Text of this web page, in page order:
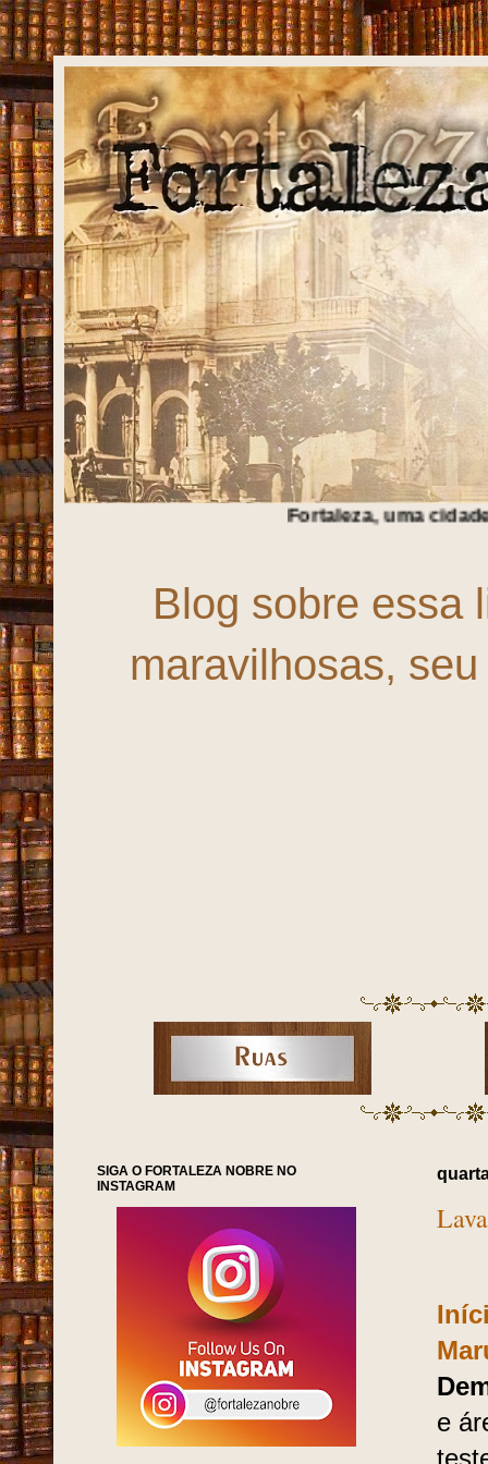
Fortaleza, uma cidade emTrAnSfOrM
Blog sobre essa
maravilhosas,
e
SIGA O FORTALEZA NOBRE NO
INSTAGRAM